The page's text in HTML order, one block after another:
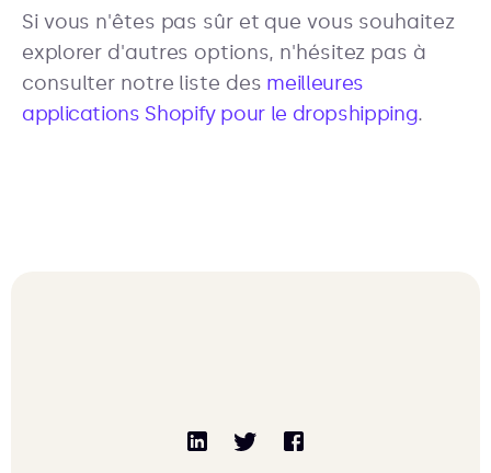
Si vous n'êtes pas sûr et que vous souhaitez
explorer d'autres options, n'hésitez pas à
consulter notre liste des meilleures
applications Shopify pour le dropshipping.